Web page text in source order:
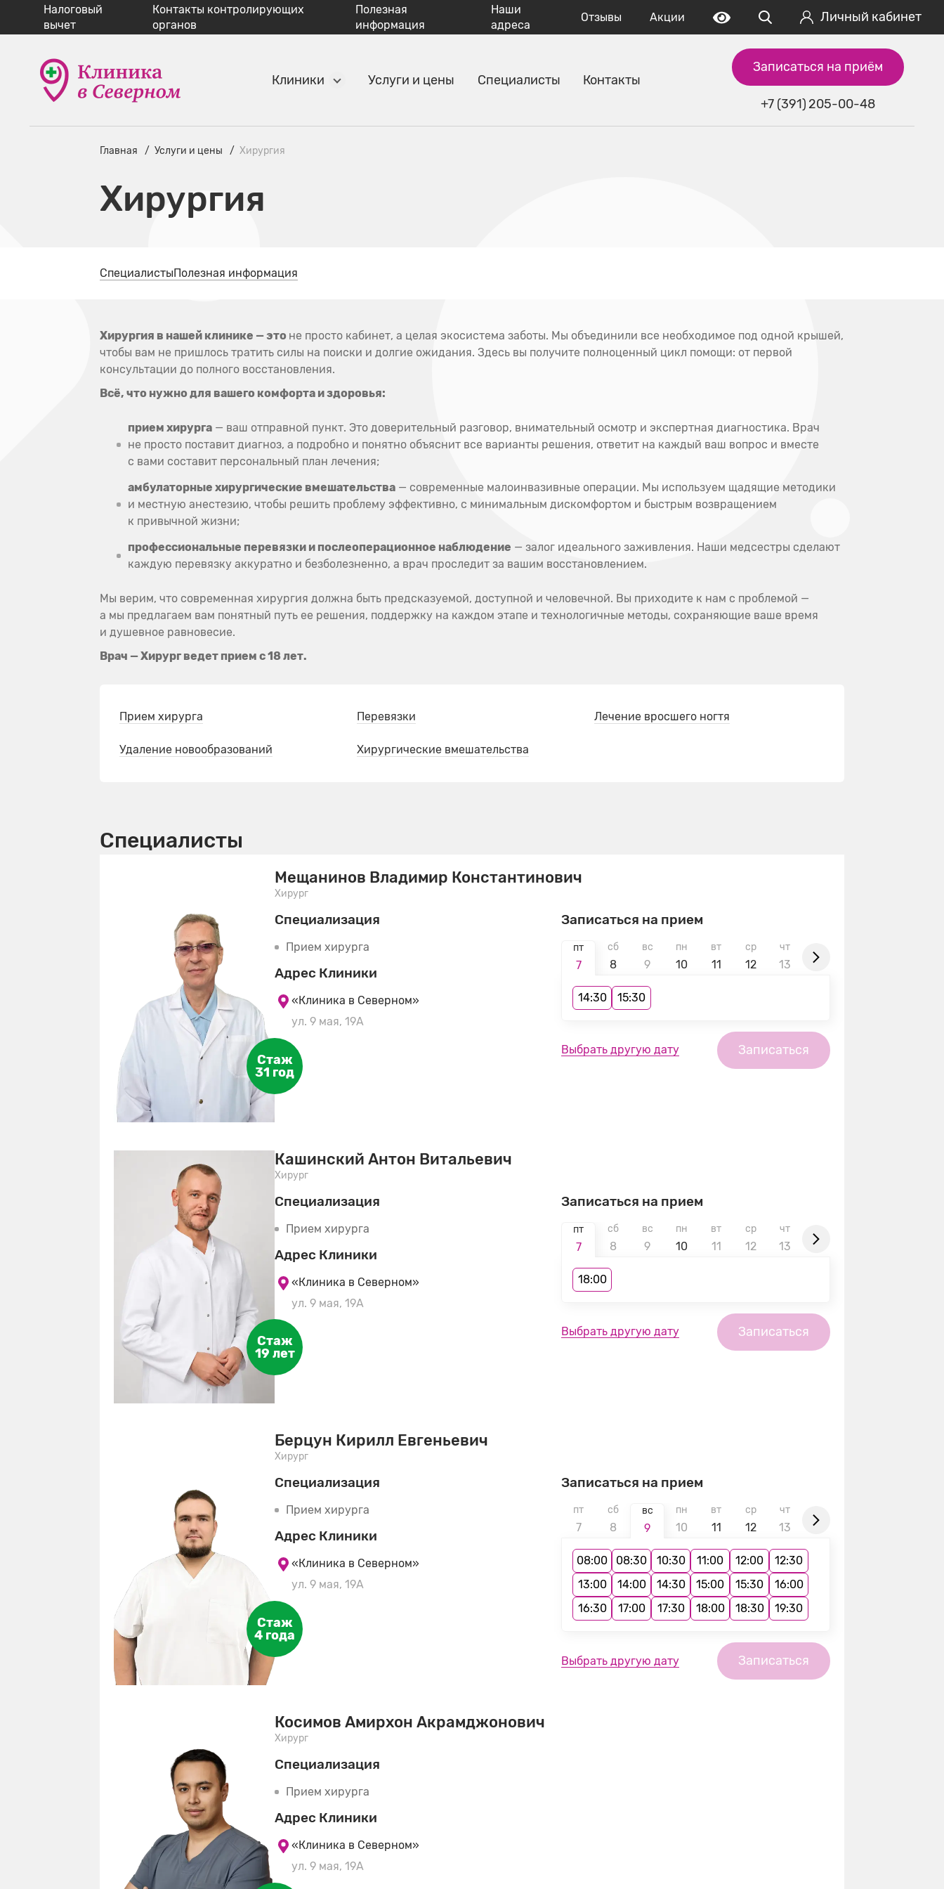
Налоговый
вычет
Контакты контролирующих
органов
Полезная
информация
Наши
адреса
Отзывы Акции Личный кабинет
Клиники Услуги и цены Специалисты
Контакты
+7 (391) 205-00-48
Записаться на приём
Главная Услуги и цены Хирургия
Хирургия
СпециалистыПолезная информация
Хирургия в нашей клинике — это не просто кабинет, а целая экосистема заботы. Мы объединили все необходимое под одной крышей,
чтобы вам не пришлось тратить силы на поиски и долгие ожидания. Здесь вы получите полноценный цикл помощи: от первой
консультации до полного восстановления.
Всё, что нужно для вашего комфорта и здоровья:
прием хирурга — ваш отправной пункт. Это доверительный разговор, внимательный осмотр и экспертная диагностика. Врач
не просто поставит диагноз, а подробно и понятно объяснит все варианты решения, ответит на каждый ваш вопрос и вместе
с вами составит персональный план лечения;
амбулаторные хирургические вмешательства — современные малоинвазивные операции. Мы используем щадящие методики
и местную анестезию, чтобы решить проблему эффективно, с минимальным дискомфортом и быстрым возвращением
к привычной жизни;
профессиональные перевязки и послеоперационное наблюдение — залог идеального заживления. Наши медсестры сделают
каждую перевязку аккуратно и безболезненно, а врач проследит за вашим восстановлением.
Мы верим, что современная хирургия должна быть предсказуемой, доступной и человечной. Вы приходите к нам с проблемой —
а мы предлагаем вам понятный путь ее решения, поддержку на каждом этапе и технологичные методы, сохраняющие ваше время
и душевное равновесие.
Врач — Хирург ведет прием с 18 лет.
Прием хирурга Перевязки Лечение вросшего ногтя
Удаление новообразований Хирургические вмешательства
Специалисты
Стаж
31 год
Мещанинов Владимир Константинович
Хирург
Специализация
Прием хирурга
Адрес Клиники
«Клиника в Северном»
ул. 9 мая, 19А
Записаться на прием
пт
7
сб
8
вс
9
пн
10
вт
11
ср
12
чт
13 14
14:30 15:30
Выбрать другую дату Записаться
Стаж
19 лет
Кашинский Антон Витальевич
Хирург
Специализация
Прием хирурга
Адрес Клиники
«Клиника в Северном»
ул. 9 мая, 19А
Записаться на прием
пт
7
сб
8
вс
9
пн
10
вт
11
ср
12
чт
13 14
18:00
Выбрать другую дату Записаться
Стаж
4 года
Берцун Кирилл Евгеньевич
Хирург
Специализация
Прием хирурга
Адрес Клиники
«Клиника в Северном»
ул. 9 мая, 19А
Записаться на прием
пт
7
сб
8
вс
9
пн
10
вт
11
ср
12
чт
13 14
08:00 08:30 10:30 11:00 12:00
12:30
13:00
14:00 14:30 15:00 15:30
16:00
16:30
17:00 17:30 18:00 18:30 19:30
Выбрать другую дату Записаться
Косимов Амирхон Акрамджонович
Хирург
Специализация
Прием хирурга
Адрес Клиники
«Клиника в Северном»
ул. 9 мая, 19А